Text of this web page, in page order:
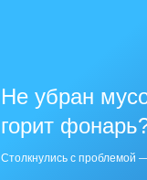
Не убран
горит
Столкнулись с проблемой